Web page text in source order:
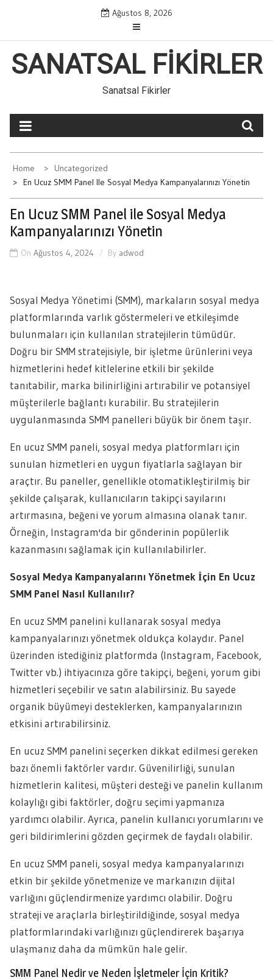
content
Ağustos 8, 2026
SANATSAL FIKIRLER
Sanatsal Fikirler
Home
Uncategorized
En Ucuz SMM Panel Ile Sosyal Medya Kampanyalarınızı Yönetin
En Ucuz SMM Panel ile Sosyal Medya
Kampanyalarınızı Yönetin
On Ağustos 4, 2024 By adwod
Sosyal Medya Yönetimi (SMM), markaların sosyal medya
platformlarında varlık göstermeleri ve etkileşimde
bulunmaları için kullanılan stratejilerin tümüdür.
Doğru bir SMM stratejisiyle, bir işletme ürünlerini veya
hizmetlerini hedef kitlelerine etkili bir şekilde
tanıtabilir, marka bilinirliğini artırabilir ve potansiyel
müşterilerle bağlantı kurabilir. Bu stratejilerin
uygulanmasında SMM panelleri büyük bir önem taşır.
En ucuz SMM paneli, sosyal medya platformları için
sunulan hizmetleri en uygun fiyatlarla sağlayan bir
araçtır. Bu paneller, genellikle otomatikleştirilmiş bir
şekilde çalışarak, kullanıcıların takipçi sayılarını
artırmasına, beğeni ve yorum almasına olanak tanır.
Örneğin, Instagram'da bir gönderinin popülerlik
kazanmasını sağlamak için kullanılabilirler.
Sosyal Medya Kampanyalarını Yönetmek İçin En Ucuz
SMM Panel Nasıl Kullanılır?
En ucuz SMM panelini kullanarak sosyal medya
kampanyalarınızı yönetmek oldukça kolaydır. Panel
üzerinden istediğiniz platformda (Instagram, Facebook,
Twitter vb.) ihtiyacınıza göre takipçi, beğeni, yorum gibi
hizmetleri seçebilir ve satın alabilirsiniz. Bu sayede
organik büyümeyi desteklerken, kampanyalarınızın
etkisini artırabilirsiniz.
En ucuz SMM panelini seçerken dikkat edilmesi gereken
bazı önemli faktörler vardır. Güvenilirliği, sunulan
hizmetlerin kalitesi, müşteri desteği ve panelin kullanım
kolaylığı gibi faktörler, doğru seçimi yapmanıza
yardımcı olabilir. Ayrıca, panelin kullanıcı yorumlarını ve
geri bildirimlerini gözden geçirmek de faydalı olabilir.
En ucuz SMM paneli, sosyal medya kampanyalarınızı
etkin bir şekilde yönetmenize ve markanızın dijital
varlığını güçlendirmenize yardımcı olabilir. Doğru
strateji ve araçlarla birleştirildiğinde, sosyal medya
platformlarındaki varlığınızı güçlendirerek başarıya
ulaşmanız daha da mümkün hale gelir.
SMM Panel Nedir ve Neden İşletmeler İçin Kritik?